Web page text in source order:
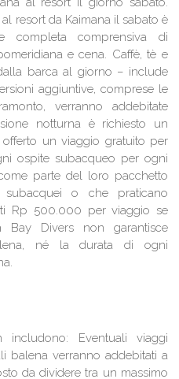
al resort da Kaimana il sabato è
completa comprensiva di
e cena. Caffè, tè e
barca al giorno – include
aggiuntive, comprese le
verranno addebitate
notturna è richiesto un
un viaggio gratuito per
ospite subacqueo per ogni
parte del loro pacchetto
o che praticano
Rp 500.000 per viaggio se
Bay Divers non garantisce
né la durata di ogni
Eventuali viaggi
balena verranno addebitati a
da dividere tra un massimo